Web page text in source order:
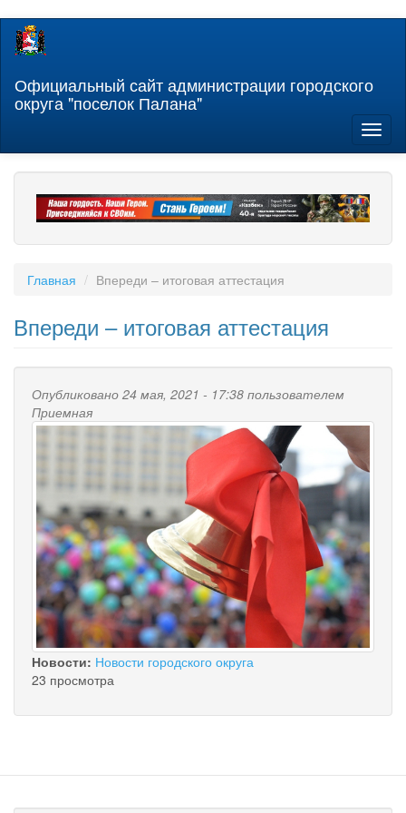
Перейти
содержанию
Официальный сайт администрации городского
округа "поселок Палана"
Главная Впереди – итоговая аттестация
Впереди – итоговая аттестация
Опубликовано 24 мая, 2021 - 17:38 пользователем
Приемная
Новости: Новости городского округа
23 просмотра